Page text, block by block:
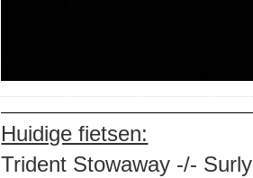
Huidige fietsen:
Trident Stowaway -/-